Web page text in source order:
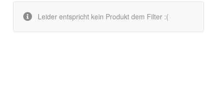
Leider entspricht kein Produkt dem Filter :(